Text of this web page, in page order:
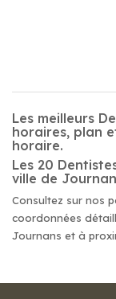
Les meilleurs
horaires, plan
horaire.
Les 20
ville de
Consultez sur nos
coordonnées
Journans et à